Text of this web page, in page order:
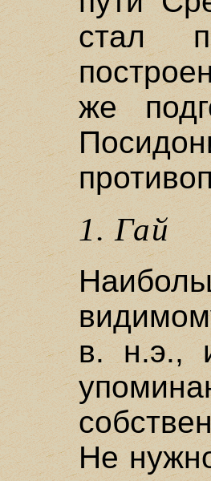
стал
же
1. Гай
в. н.э.,
Не